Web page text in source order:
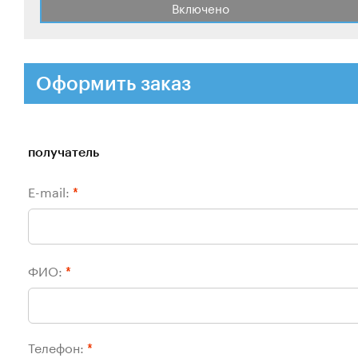
Включено
Оформить заказ
получатель
E-mail: *
ФИО: *
Телефон: *